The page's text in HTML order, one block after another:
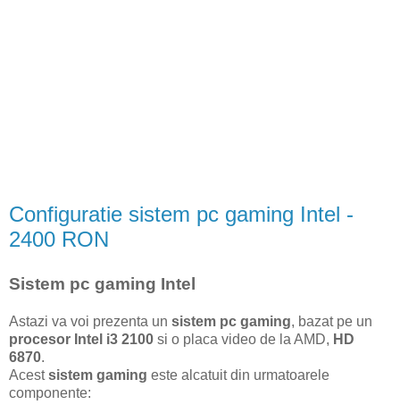
Configuratie sistem pc gaming Intel -
2400 RON
Sistem pc gaming Intel
Astazi va voi prezenta un sistem pc gaming, bazat pe un
procesor Intel i3 2100 si o placa video de la AMD, HD
6870.
Acestsistem gaming este alcatuit din urmatoarele
componente: